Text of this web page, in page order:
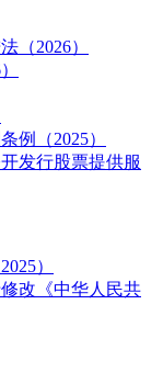
（2026）
例（2025）
发行股票提供服
）
改《中华人民共